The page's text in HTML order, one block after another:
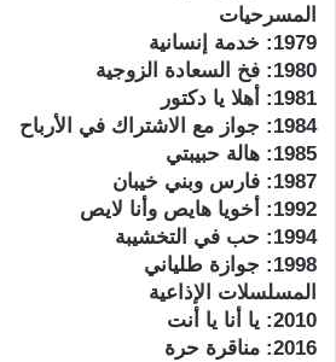
المسرحيات
1979: خدمة إنسانية
1980: فخ السعادة الزوجية
1981: أهلا يا دكتور
1984: جواز مع الاشتراك في الأرباح
1985: هالة حبيبتي
1987: فارس وبني خيبان
1992: أخويا هايص وأنا لايص
1994: حب في التخشيبة
1998: جوازة طلياني
المسلسلات الإذاعية
2010: يا أنا يا أنت
2016: مناقرة حرة